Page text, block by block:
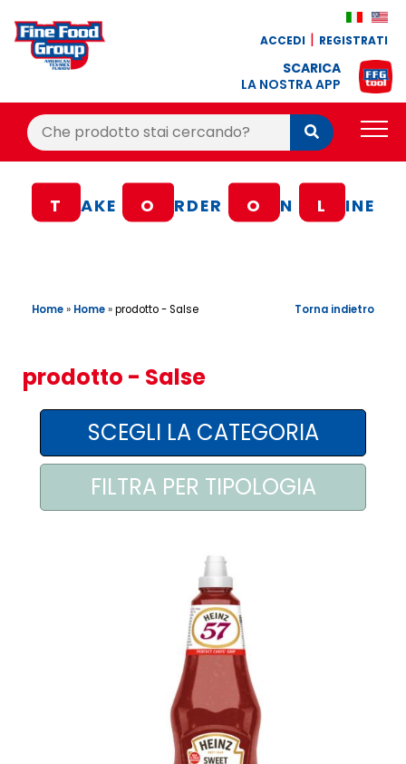
ACCEDI REGISTRATI
SCARICA
LA NOSTRA APP
Cerca:
Cerca
BLOG
CONTATTI
AREA AGENTI
T AKE O RDER O N L INE
Home» Home»prodotto - Salse Torna indietro
prodotto - Salse